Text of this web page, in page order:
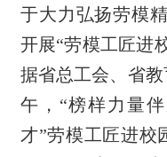
于大力弘扬劳模
开展“劳模工匠进
据省总工会、省
午，“榜样力量
才”劳模工匠进校